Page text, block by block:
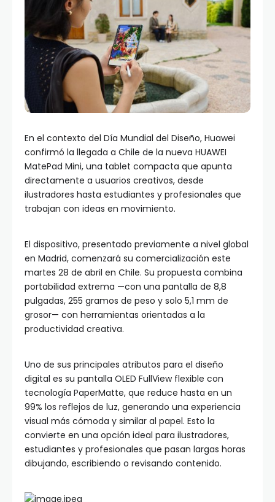
En el contexto del Día Mundial del Diseño, Huawei
confirmó la llegada a Chile de la nueva HUAWEI
MatePad Mini, una tablet compacta que apunta
directamente a usuarios creativos, desde
ilustradores hasta estudiantes y profesionales que
trabajan con ideas en movimiento.
El dispositivo, presentado previamente a nivel global
en Madrid, comenzará su comercialización este
martes 28 de abril en Chile. Su propuesta combina
portabilidad extrema —con una pantalla de 8,8
pulgadas, 255 gramos de peso y solo 5,1 mm de
grosor— con herramientas orientadas a la
productividad creativa.
Uno de sus principales atributos para el diseño
digital es su pantalla OLED FullView flexible con
tecnología PaperMatte, que reduce hasta en un
99% los reflejos de luz, generando una experiencia
visual más cómoda y similar al papel. Esto la
convierte en una opción ideal para ilustradores,
estudiantes y profesionales que pasan largas horas
dibujando, escribiendo o revisando contenido.